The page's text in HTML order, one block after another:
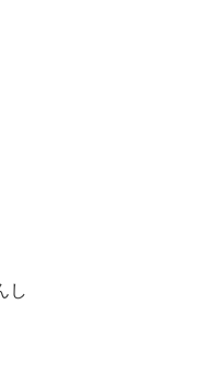
し